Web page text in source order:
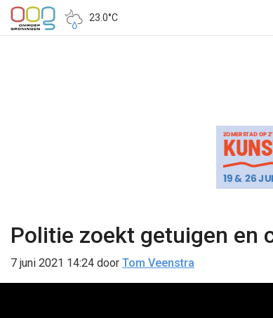
23.0°C
Politie zoekt getuigen en
7 juni 2021 14:24 door Tom Veenstra